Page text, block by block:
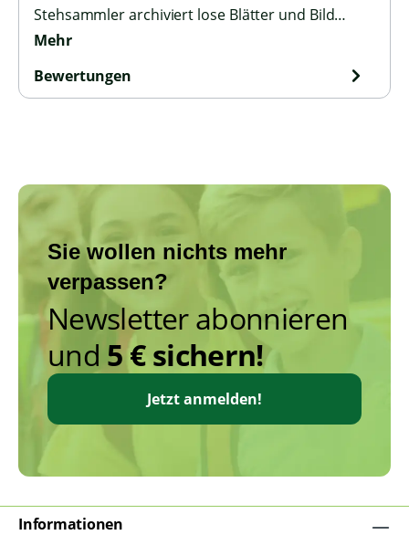
Stehsammler archiviert lose Blätter und Bild…
Mehr
Bewertungen
Sie wollen nichts mehr
verpassen?
Newsletter abonnieren
und 5 € sichern!
Jetzt anmelden!
Informationen